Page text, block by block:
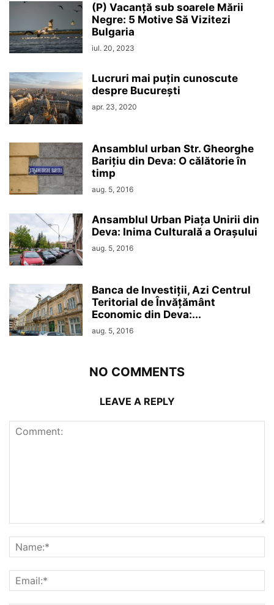
(P) Vacanță sub soarele Mării
Negre: 5 Motive Să Vizitezi
Bulgaria
iul. 20, 2023
Lucruri mai puțin cunoscute
despre București
apr. 23, 2020
Ansamblul urban Str. Gheorghe
Barițiu din Deva: O călătorie în
timp
aug. 5, 2016
Ansamblul Urban Piața Unirii din
Deva: Inima Culturală a Orașului
aug. 5, 2016
Banca de Investiții, Azi Centrul
Teritorial de Învățământ
Economic din Deva:...
aug. 5, 2016
NO COMMENTS
LEAVE A REPLY